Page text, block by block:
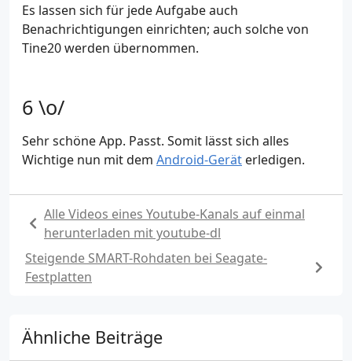
Es lassen sich für jede Aufgabe auch
Benachrichtigungen einrichten; auch solche von
Tine20 werden übernommen.
\o/
Sehr schöne App. Passt. Somit lässt sich alles
Wichtige nun mit dem Android-Gerät erledigen.
Alle Videos eines Youtube-Kanals auf einmal
herunterladen mit youtube-dl
Steigende SMART-Rohdaten bei Seagate-
Festplatten
Ähnliche Beiträge